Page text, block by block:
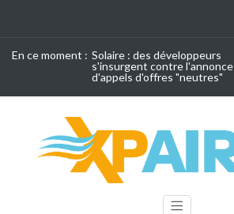
En ce moment : Solaire : des développeurs
s'insurgent contre l'annonce
d'appels d'offres "neutres"